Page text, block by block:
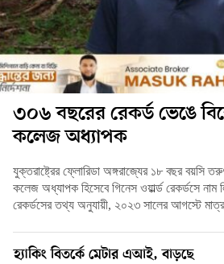
৩০৬ বছরের রেকর্ড ভেঙে
কলেজ অধ্যাপক
যুক্তরাষ্ট্রের ফ্লোরিডা অঙ্গরাজ্যের ১৮ বছর বয়সি
কলেজ অধ্যাপক হিসেবে গিনেস ওয়ার্ল্ড রেকর্ডসে নাম
রেকর্ডসের তথ্য অনুযায়ী, ২০২৩ সালের আগস্টে
হ্যাকিং বিতর্কে মেটার এআই, বাড়ছে